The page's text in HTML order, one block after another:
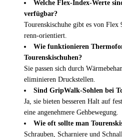
Welche Flex-Index-Werte
verfügbar?
Tourenskischuhe gibt es von
renn-orientiert.
Wie funktionieren
Tourenskischuhen?
Sie passen sich durch
eliminieren Druckstellen.
Sind GripWalk-Sohlen bei
Ja, sie bieten besseren Halt auf
eine angenehmere Gehbewegung.
Wie oft sollte man
Schrauben, Scharniere und